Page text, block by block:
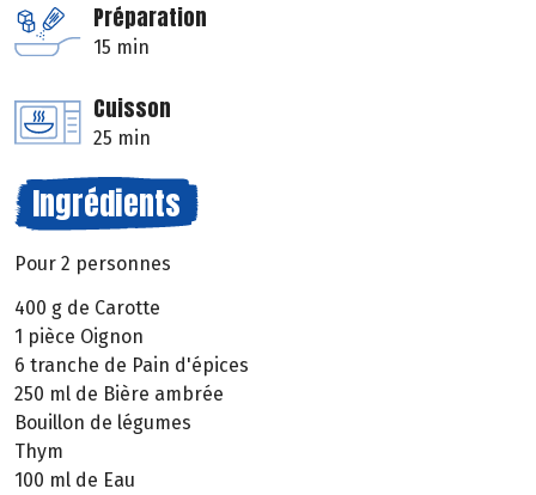
Préparation
15 min
Cuisson
25 min
Ingrédients
Pour 2 personnes
400 g de Carotte
1 pièce Oignon
6 tranche de Pain d'épices
250 ml de Bière ambrée
Bouillon de légumes
Thym
100 ml de Eau